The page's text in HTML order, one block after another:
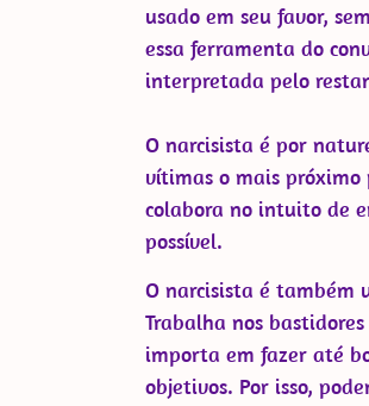
usado em seu favor,
essa ferramenta do
interpretada pelo
O narcisista é por
vítimas o mais próximo
colabora no intuito de
possível.
O narcisista é também
Trabalha nos
importa em fazer até
objetivos. Por isso,